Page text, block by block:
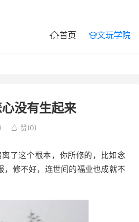
首页 文玩学院
没有生起来
 赞(0)
了这个根本，你所修的，比如念
修不好，连世间的福业也成就不